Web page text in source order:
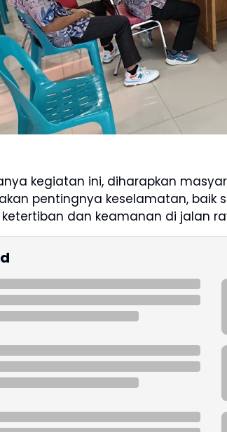
kegiatan ini, diharapkan
pentingnya keselamatan, baik
dan keamanan di jalan